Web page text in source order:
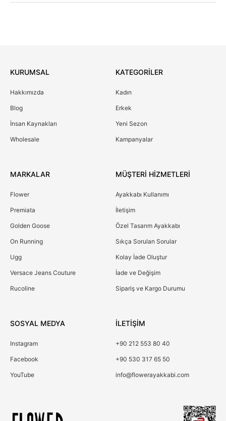
KURUMSAL
Hakkımızda
Blog
İnsan Kaynakları
Wholesale
KATEGORİLER
Kadın
Erkek
Yeni Sezon
Kampanyalar
MARKALAR
Flower
Premiata
Golden Goose
On Running
Ugg
Versace Jeans Couture
Rucoline
MÜŞTERİ HİZMETLERİ
Ayakkabı Kullanımı
İletişim
Özel Tasarım Ayakkabı
Sıkça Sorulan Sorular
Kolay İade Oluştur
İade ve Değişim
Sipariş ve Kargo Durumu
SOSYAL MEDYA
Instagram
Facebook
YouTube
İLETİŞİM
+90 212 553 80 40
+90 530 317 65 50
info@flowerayakkabi.com